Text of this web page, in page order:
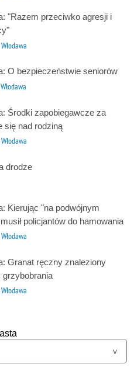
"Razem przeciwko agresji i
Włodawa
O bezpieczeństwie seniorów
Włodawa
Środki zapobiegawcze za
się nad rodziną
Włodawa
drodze
Kierując "na podwójnym
policjantów do hamowania
Włodawa
Granat ręczny znaleziony
grzybobrania
Włodawa